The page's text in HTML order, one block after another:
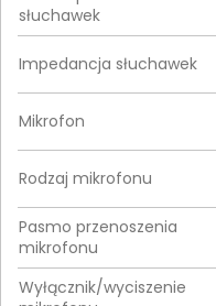
słuchawek
Impedancja słuchawek
Mikrofon
Rodzaj mikrofonu
Pasmo przenoszenia
mikrofonu
Wyłącznik/wyciszenie